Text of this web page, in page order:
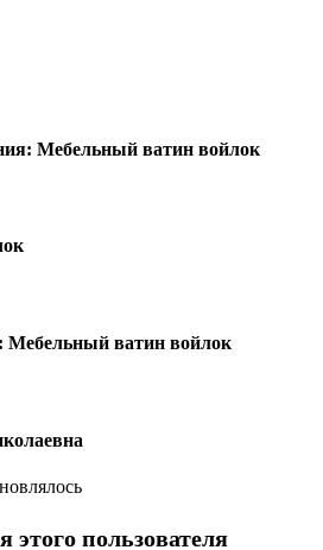
Мебельный ватин войлок
Мебельный ватин войлок
этого пользователя